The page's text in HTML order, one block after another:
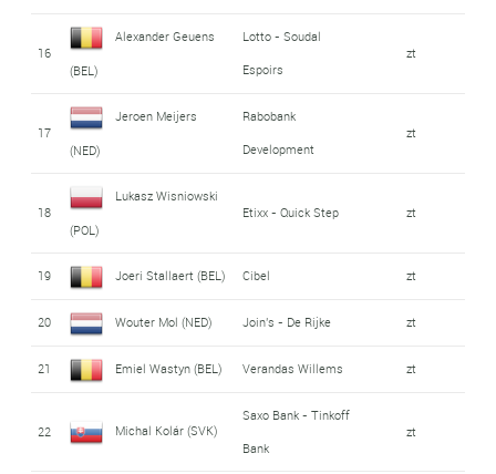
16
Alexander Geuens
(BEL)
Lotto - Soudal
Espoirs
zt
17
Jeroen Meijers
(NED)
Rabobank
Development
zt
18
Lukasz Wisniowski
(POL)
Etixx - Quick Step zt
19 Joeri Stallaert (BEL) Cibel zt
20 Wouter Mol (NED) Join's - De Rijke zt
21 Emiel Wastyn (BEL) Verandas Willems zt
22 Michal Kolár (SVK)
Saxo Bank - Tinkoff
Bank
zt